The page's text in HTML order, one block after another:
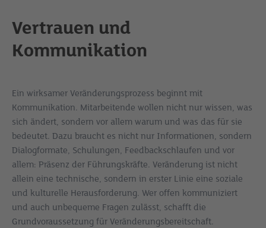
Vertrauen und
Kommunikation
Ein wirksamer Veränderungsprozess beginnt mit
Kommunikation. Mitarbeitende wollen nicht nur wissen, was
sich ändert, sondern vor allem warum und was das für sie
bedeutet. Dazu braucht es nicht nur Informationen, sondern
Dialogformate, Schulungen, Feedbackschlaufen und vor
allem: Präsenz der Führungskräfte. Veränderung ist nicht
allein eine technische, sondern in erster Linie eine soziale
und kulturelle Herausforderung. Wer offen kommuniziert
und auch unbequeme Fragen zulässt, schafft die
Grundvoraussetzung für Veränderungsbereitschaft.